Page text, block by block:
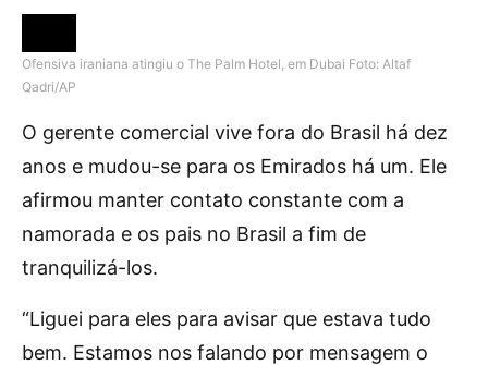
Ofensiva iraniana atingiu o The Palm Hotel, em Dubai Foto: Altaf
Qadri/AP
O gerente comercial vive fora do Brasil há dez
anos e mudou-se para os Emirados há um. Ele
afirmou manter contato constante com a
namorada e os pais no Brasil a fim de
tranquilizá-los.
“Liguei para eles para avisar que estava tudo
bem. Estamos nos falando por mensagem o